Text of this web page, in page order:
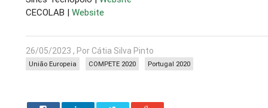
CECOLAB |Website
26/05/2023 , Por Cátia Silva Pinto
Portugal 2020
COMPETE 2020
União Europeia